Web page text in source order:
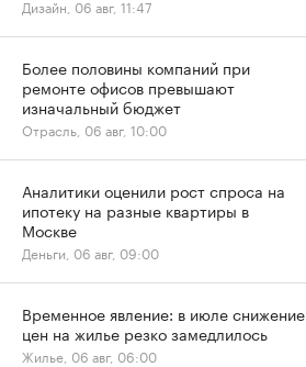
Дизайн, 06 авг, 11:47
Более половины компаний при
ремонте офисов превышают
изначальный бюджет
Отрасль, 06 авг, 10:00
Аналитики оценили рост спроса на
ипотеку на разные квартиры в
Москве
Деньги, 06 авг, 09:00
Временное явление: в июле снижение
цен на жилье резко замедлилось
Жилье, 06 авг, 06:00